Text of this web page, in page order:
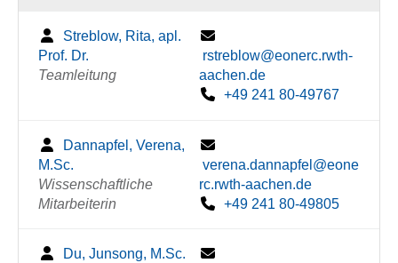
Streblow, Rita, apl.
Prof. Dr.
Teamleitung
rstreblow@eonerc.rwth-
aachen.de
+49 241 80-49767
Dannapfel, Verena,
M.Sc.
Wissenschaftliche
Mitarbeiterin
verena.dannapfel@eone
rc.rwth-aachen.de
+49 241 80-49805
Du, Junsong, M.Sc.